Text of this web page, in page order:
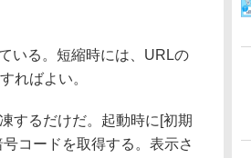
いる。短縮時には、URLの
ればよい。
するだけだ。起動時に[初期
コードを取得する。表示さ